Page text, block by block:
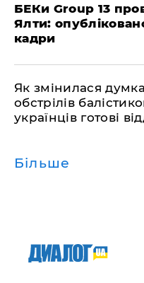
БЕКи Group 13
Ялти:
кадри
Як змінилася
обстрілів
українців готові
Більше